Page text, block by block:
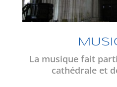
La musique fait
cathédrale et